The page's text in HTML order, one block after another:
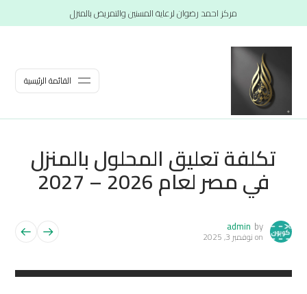
مركز احمد رضوان لرعاية المسنين والتمريض بالمنزل
القائمة الرئيسية
تكلفة تعليق المحلول بالمنزل
في مصر لعام 2026 – 2027
by
admin
onنوفمبر 3, 2025